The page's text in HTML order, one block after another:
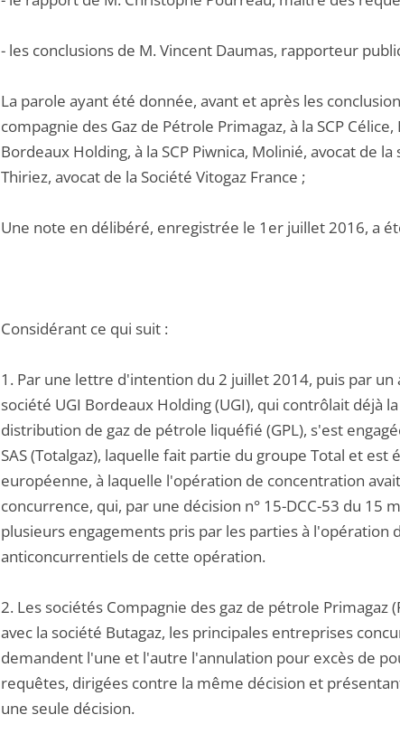
- les conclusions de M. Vincent Daumas, rapporteur
La parole ayant été donnée, avant et après les
compagnie des Gaz de Pétrole Primagaz, à la SCP
Bordeaux Holding, à la SCP Piwnica, Molinié, avocat de
Thiriez, avocat de la Société Vitogaz France ;
Une note en délibéré, enregistrée le 1er juillet 2016, a
Considérant ce qui suit :
1. Par une lettre d'intention du 2 juillet 2014, puis par
société UGI Bordeaux Holding (UGI), qui contrôlait déjà
distribution de gaz de pétrole liquéfié (GPL), s'est
SAS (Totalgaz), laquelle fait partie du groupe Total et
européenne, à laquelle l'opération de concentration
concurrence, qui, par une décision n° 15-DCC-53 du
plusieurs engagements pris par les parties à
anticoncurrentiels de cette opération.
2. Les sociétés Compagnie des gaz de pétrole Primagaz
avec la société Butagaz, les principales entreprises
demandent l'une et l'autre l'annulation pour excès de
requêtes, dirigées contre la même décision et
une seule décision.